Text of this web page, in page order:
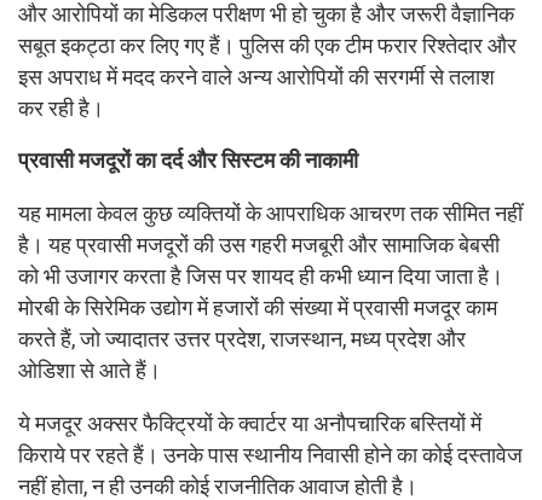
और आरोपियों का मेडिकल परीक्षण भी हो चुका है और जरूरी वैज्ञानिक
सबूत इकट्ठा कर लिए गए हैं। पुलिस की एक टीम फरार रिश्तेदार और
इस अपराध में मदद करने वाले अन्य आरोपियों की सरगर्मी से तलाश
कर रही है।
प्रवासी मजदूरों का दर्द और सिस्टम की नाकामी
यह मामला केवल कुछ व्यक्तियों के आपराधिक आचरण तक सीमित नहीं
है। यह प्रवासी मजदूरों की उस गहरी मजबूरी और सामाजिक बेबसी
को भी उजागर करता है जिस पर शायद ही कभी ध्यान दिया जाता है।
मोरबी के सिरेमिक उद्योग में हजारों की संख्या में प्रवासी मजदूर काम
करते हैं, जो ज्यादातर उत्तर प्रदेश, राजस्थान, मध्य प्रदेश और
ओडिशा से आते हैं।
ये मजदूर अक्सर फैक्ट्रियों के क्वार्टर या अनौपचारिक बस्तियों में
किराये पर रहते हैं। उनके पास स्थानीय निवासी होने का कोई दस्तावेज
नहीं होता, न ही उनकी कोई राजनीतिक आवाज होती है।